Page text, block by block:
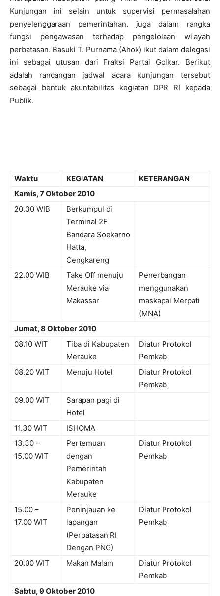
Kunjungan ini selain untuk supervisi permasalahan
penyelenggaraan pemerintahan, juga dalam rangka
fungsi pengawasan terhadap pengelolaan wilayah
perbatasan. Basuki T. Purnama (Ahok) ikut dalam delegasi
ini sebagai utusan dari Fraksi Partai Golkar. Berikut
adalah rancangan jadwal acara kunjungan tersebut
sebagai bentuk akuntabilitas kegiatan DPR RI kepada
Publik.
Waktu KEGIATAN
KETERANGAN
Kamis, 7 Oktober 2010
20.30 WIB
Berkumpul di
Terminal 2F
Bandara Soekarno
Hatta,
Cengkareng
22.00 WIB
Take Off menuju
Merauke via
Makassar
Penerbangan
menggunakan
maskapai Merpati
(MNA)
Jumat, 8 Oktober 2010
08.10 WIT
Tiba di Kabupaten
Merauke
Diatur Protokol
Pemkab
08.20 WIT
Menuju Hotel
Diatur Protokol
Pemkab
09.00 WIT
Sarapan pagi di
Hotel
11.30 WIT
ISHOMA
13.30 –
15.00 WIT
Pertemuan
dengan
Pemerintah
Kabupaten
Merauke
Diatur Protokol
Pemkab
15.00 –
17.00 WIT
Peninjauan ke
lapangan
(Perbatasan RI
Dengan PNG)
Diatur Protokol
Pemkab
20.00 WIT Makan Malam
Diatur Protokol
Pemkab
Sabtu, 9 Oktober 2010